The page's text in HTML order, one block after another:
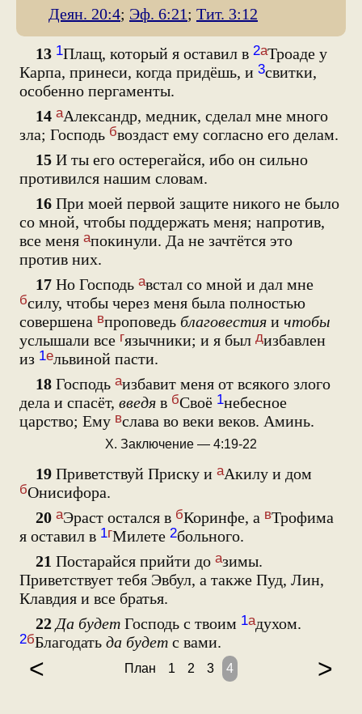
Деян. 20:4; Эф. 6:21; Тит. 3:12
13 1Плащ, который я оставил в 2аТроаде у
Карпа, принеси, когда придёшь, и 3свитки,
особенно пергаменты.
14 аАлександр, медник, сделал мне много
зла; Господь бвоздаст ему согласно его делам.
15 И ты его остерегайся, ибо он сильно
противился нашим словам.
16 При моей первой защите никого не было
со мной, чтобы поддержать меня; напротив,
все меня апокинули. Да не зачтётся это
против них.
17 Но Господь австал со мной и дал мне
бсилу, чтобы через меня была полностью
совершена впроповедь благовестия и чтобы
услышали все гязычники; и я был дизбавлен
из 1ельвиной пасти.
18 Господь аизбавит меня от всякого злого
дела и спасёт, введя в бСвоё 1небесное
царство; Ему вслава во веки веков. Аминь.
X. Заключение — 4:19-22
19 Приветствуй Приску и аАкилу и дом
бОнисифора.
20 аЭраст остался в бКоринфе, а вТрофима
я оставил в 1гМилете 2больного.
21 Постарайся прийти до азимы.
Приветствует тебя Эвбул, а также Пуд, Лин,
Клавдия и все братья.
22 Да будет Господь с твоим 1адухом.
2бБлагодать да будет с вами.
< План 1 2 3 4 >